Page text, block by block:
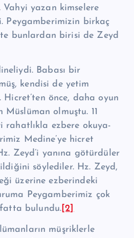
Vahyi yazan kimselere
Peygamberimizin birkaç
bunlar­dan birisi de Zeyd
Babası bir
kendisi de yetim
Hicret’ten önce, daha oyun
Müslüman olmuştu. 11
rahatlıkla ezbere okuya­
Medine’ye hicret
Zeyd’i ya­nına götürdüler
söylediler. Hz. Zeyd,
üzerine ezberindeki
Peygam­berimiz çok
bulundu. [2]
müşriklerle